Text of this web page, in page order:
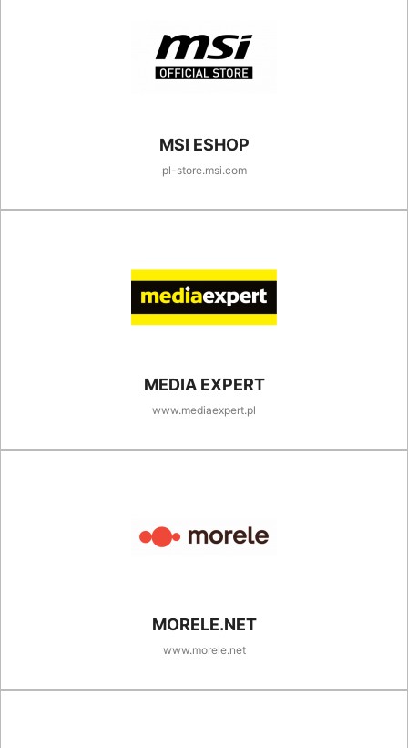
MSI ESHOP
pl-store.msi.com
MEDIA EXPERT
www.mediaexpert.pl
MORELE.NET
www.morele.net